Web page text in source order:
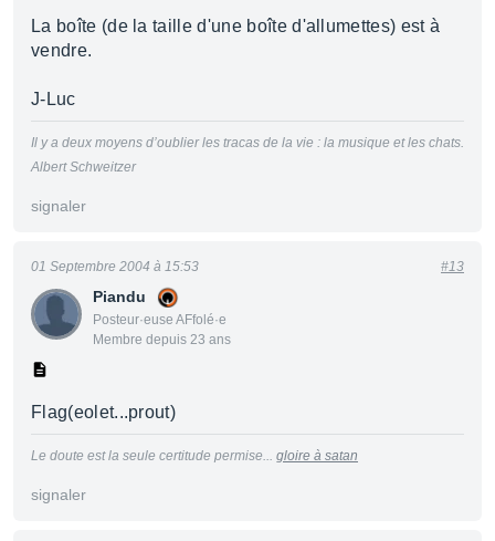
La boîte (de la taille d'une boîte d'allumettes) est à
vendre.
J-Luc
Il y a deux moyens d’oublier les tracas de la vie : la musique et les chats.
Albert Schweitzer
signaler
Piandu
Posteur·euse AFfolé·e
Membre depuis 23 ans
01 Septembre 2004 à 15:53 #13
Flag(eolet...prout)
Le doute est la seule certitude permise... gloire à satan
signaler